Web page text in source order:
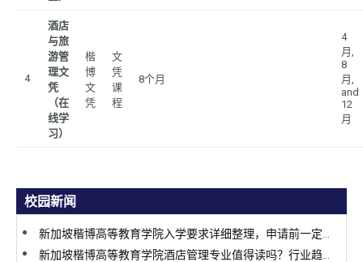
4
酒店
与旅
游管
理文
凭
（在
线学
习）
楷
博
文
凭
文
凭
课
程
8个月
4
月,
8
月,
and
12
月
校园新闻